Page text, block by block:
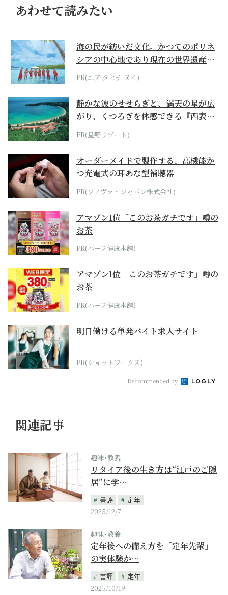
あわせて読みたい
海の民が紡いだ文化。かつてのポリネ
シアの中心地であり現在の世界遺産か
らみえてくる...
PR(エア タヒチ ヌイ)
静かな波のせせらぎと、満天の星が広
がり、くつろぎを体感できる『西表島
ホテル by...
PR(星野リゾート)
オーダーメイドで製作する、高機能か
つ充電式の耳あな型補聴器
PR(ソノヴァ・ジャパン株式会社)
アマゾン1位「このお茶ガチです」噂の
お茶
PR(ハーブ健康本舗)
アマゾン1位「このお茶ガチです」噂の
お茶
PR(ハーブ健康本舗)
明日働ける単発バイト求人サイト
PR(ショットワークス)
Recommended by
関連記事
趣味･教養
リタイア後の生き方は“江戸のご隠
居”に学…
書評
定年
2025/12/7
趣味･教養
定年後への備え方を「定年先輩」
の実体験か…
書評
定年
2025/10/19